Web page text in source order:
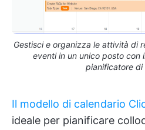
Gestisci e organizza le attività di
eventi in un unico posto con
pianificatore di
Il modello di calendario
ideale per pianificare